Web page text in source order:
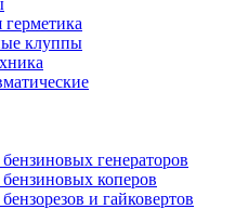
герметика
клуппы
генераторов
бензиновых коперов
и гайковертов